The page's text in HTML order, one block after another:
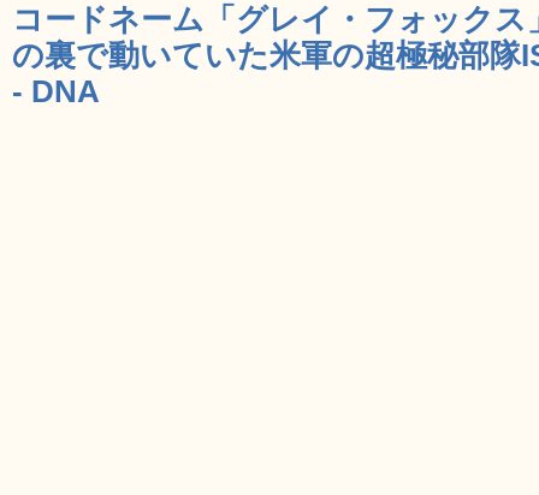
コードネーム「グレイ・フォック
の裏で動いていた米軍の超極秘部隊
- DNA